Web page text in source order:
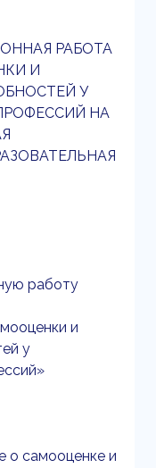
РАБОТА
И
У
НА
работу
и
у
о самооценке и